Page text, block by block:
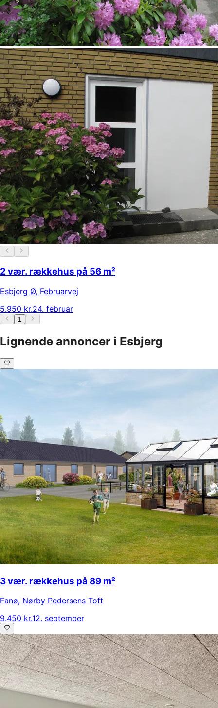
2 vær. rækkehus på 56 m²
Esbjerg Ø, Februarvej
5.950 kr.24. februar
1
Lignende annoncer i Esbjerg
3 vær. rækkehus på 89 m²
Fanø, Nørby Pedersens Toft
9.450 kr.12. september